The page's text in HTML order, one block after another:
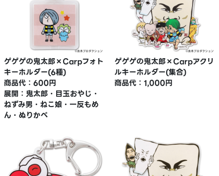
ゲゲゲの鬼太郎×Carpフォト
キーホルダー(6種)
商品代：600円
展開：鬼太郎・目玉おやじ・
ねずみ男・ねこ娘・一反もめ
ん・ぬりかべ
ゲゲゲの鬼太郎×Carpアクリ
ルキーホルダー(集合)
商品代：1,000円